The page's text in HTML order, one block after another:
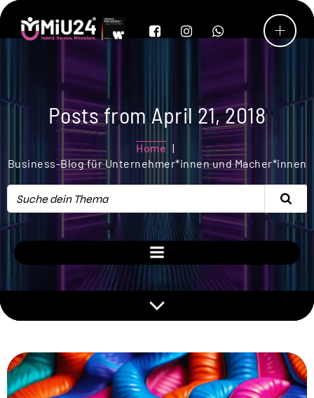
Posts from April 21, 2018
Home
Business-Blog für Unternehmer*innen und Macher*innen